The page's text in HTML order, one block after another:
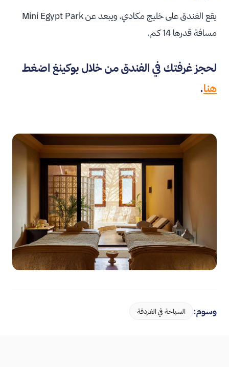
يقع الفندق على خليج مكادي، ويبعد عن Mini Egypt Park
مسافة قدرها 14 كم.
لحجز غرفتك في الفندق من خلال بوكينغ اضغط
هنا.
وسوم: السياحة في الغردقة